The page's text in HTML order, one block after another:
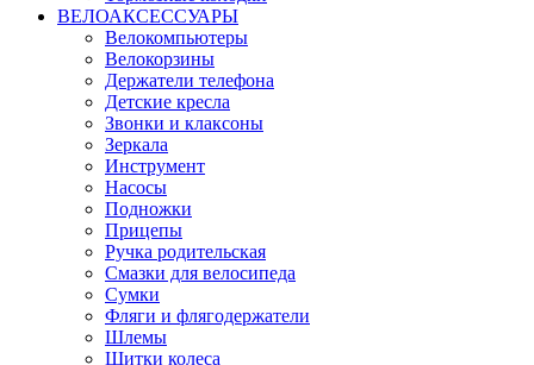
ВЕЛОАКСЕССУАРЫ
Велокомпьютеры
Велокорзины
Держатели телефона
Детские кресла
Звонки и клаксоны
Зеркала
Инструмент
Насосы
Подножки
Прицепы
Ручка родительская
Смазки для велосипеда
Сумки
Фляги и флягодержатели
Шлемы
Щитки колеса